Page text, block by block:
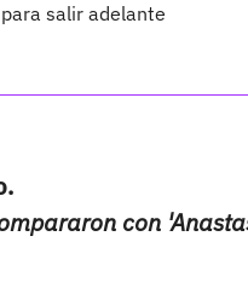
salir adelante
con